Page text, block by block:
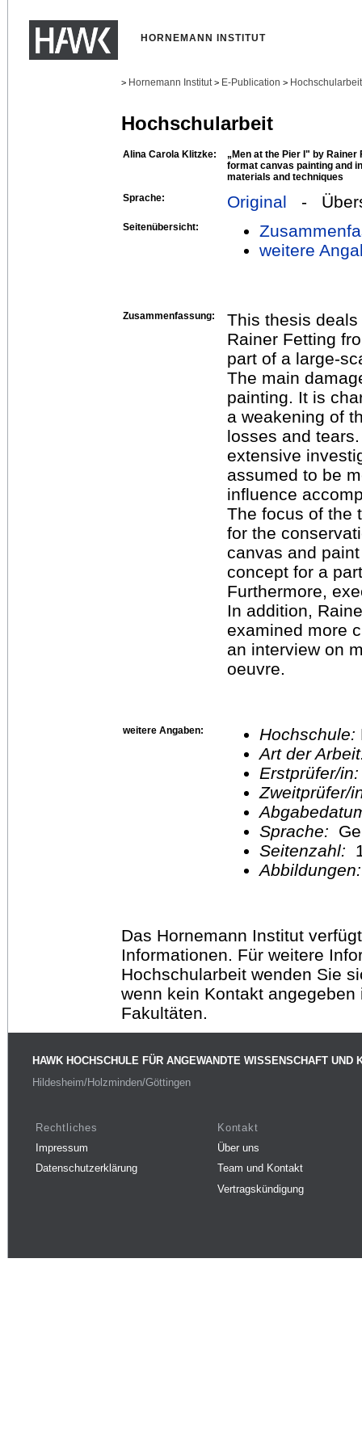
HORNEMANN INSTITUT
> Hornemann Institut > E-Publication >
Hochschularbeit
Alina Carola Klitzke:
„Men at the Pier I" by
format canvas painting and
materials and techniques
Sprache:
Original -
Seitenübersicht:
weitere
Zusammenfassung:
This thesis
Rainer Fetting
part of a large-
The main
painting. It is
a weakening of
losses and
extensive
assumed to be
influence
The focus of the
for the
canvas and
concept for a
Furthermore,
In addition,
examined more
an interview on
oeuvre.
weitere Angaben: Hochschule:
Art der
Erstprüfer/
Sprache:
Seitenzahl:
Das Hornemann Institut
Informationen. Für weitere
Hochschularbeit wenden Sie
wenn kein Kontakt
Fakultäten.
HAWK HOCHSCHULE FÜR ANGEWANDTE WISSENSCHAFT UND
Hildesheim/Holzminden/Göttingen
Rechtliches
Impressum
Datenschutzerklärung
Kontakt
Über uns
Team und Kontakt
Vertragskündigung